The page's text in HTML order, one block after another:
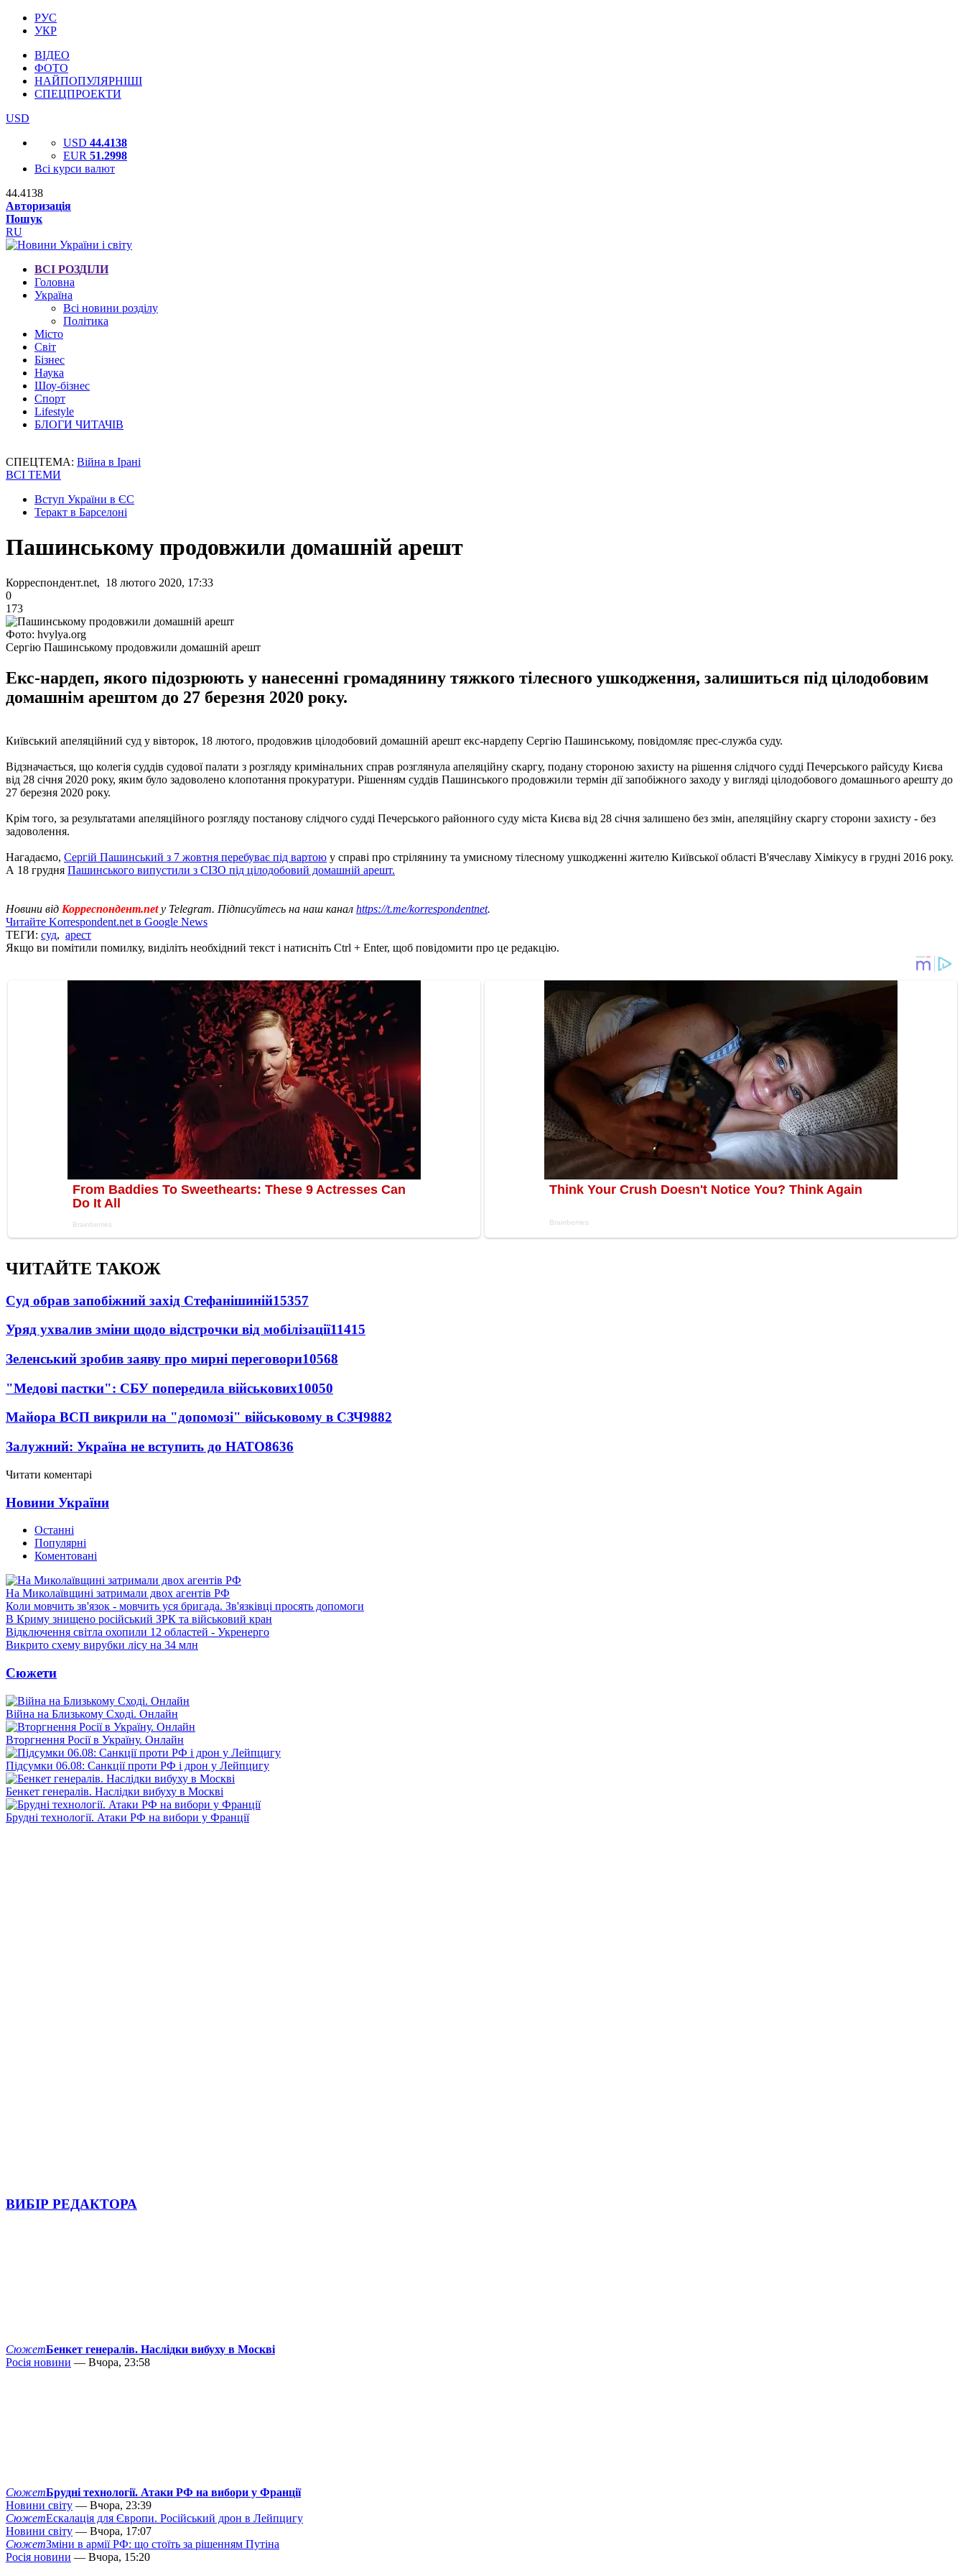
РУС
УКР
ВІДЕО
ФОТО
НАЙПОПУЛЯРНІШІ
СПЕЦПРОЕКТИ
USD
USD 44.4138
EUR 51.2998
Всі курси валют
44.4138
Авторизація
Пошук
RU
ВСІ РОЗДІЛИ
Головна
Україна
Всі новини розділу
Політика
Місто
Світ
Бізнес
Наука
Шоу-бізнес
Спорт
Lifestyle
БЛОГИ ЧИТАЧІВ
СПЕЦТЕМА: Війна в Ірані
ВСІ ТЕМИ
Вступ України в ЄС
Теракт в Барселоні
Пашинському продовжили домашній арешт
Корреспондент.net, 18 лютого 2020, 17:33
0
173
Фото: hvylya.org
Сергію Пашинському продовжили домашній арешт
Екс-нардеп, якого підозрюють у нанесенні громадянину тяжкого тілесного ушкодження, залишиться під цілодобовим
домашнім арештом до 27 березня 2020 року.
Київський апеляційний суд у вівторок, 18 лютого, продовжив цілодобовий домашній арешт екс-нардепу Сергію Пашинському, повідомляє прес-служба суду.
Відзначається, що колегія суддів судової палати з розгляду кримінальних справ розглянула апеляційну скаргу, подану стороною захисту на рішення слідчого судді Печерського райсуду Києва
від 28 січня 2020 року, яким було задоволено клопотання прокуратури. Рішенням суддів Пашинського продовжили термін дії запобіжного заходу у вигляді цілодобового домашнього арешту до
27 березня 2020 року.
Крім того, за результатами апеляційного розгляду постанову слідчого судді Печерського районного суду міста Києва від 28 січня залишено без змін, апеляційну скаргу сторони захисту - без
задоволення.
Нагадаємо, Сергій Пашинський з 7 жовтня перебуває під вартою у справі про стрілянину та умисному тілесному ушкодженні жителю Київської області В'ячеславу Хімікусу в грудні 2016 року.
А 18 грудня Пашинського випустили з СІЗО під цілодобовий домашній арешт.
Новини від Корреспондент.net у Telegram. Підписуйтесь на наш канал https://t.me/korrespondentnet.
Читайте Korrespondent.net в Google News
ТЕГИ: суд, арест
Якщо ви помітили помилку, виділіть необхідний текст і натисніть Ctrl + Enter, щоб повідомити про це редакцію.
ЧИТАЙТЕ ТАКОЖ
Суд обрав запобіжний захід Стефанішиній15357
Уряд ухвалив зміни щодо відстрочки від мобілізації11415
Зеленський зробив заяву про мирні переговори10568
"Медові пастки": СБУ попередила військових10050
Майора ВСП викрили на "допомозі" військовому в СЗЧ9882
Залужний: Україна не вступить до НАТО8636
Читати коментарі
Новини України
Останні
Популярні
Коментовані
На Миколаївщині затримали двох агентів РФ
Коли мовчить зв'язок - мовчить уся бригада. Зв'язківці просять допомоги
В Криму знищено російський ЗРК та військовий кран
Відключення світла охопили 12 областей - Укренерго
Викрито схему вирубки лісу на 34 млн
Сюжети
Війна на Близькому Сході. Онлайн
Вторгнення Росії в Україну. Онлайн
Підсумки 06.08: Санкції проти РФ і дрон у Лейпцигу
Бенкет генералів. Наслідки вибуху в Москві
Брудні технології. Атаки РФ на вибори у Франції
ВИБІР РЕДАКТОРА
СюжетБенкет генералів. Наслідки вибуху в Москві
Росія новини — Вчора, 23:58
СюжетБрудні технології. Атаки РФ на вибори у Франції
Новини світу — Вчора, 23:39
СюжетЕскалація для Європи. Російський дрон в Лейпцигу
Новини світу — Вчора, 17:07
СюжетЗміни в армії РФ: що стоїть за рішенням Путіна
Росія новини — Вчора, 15:20